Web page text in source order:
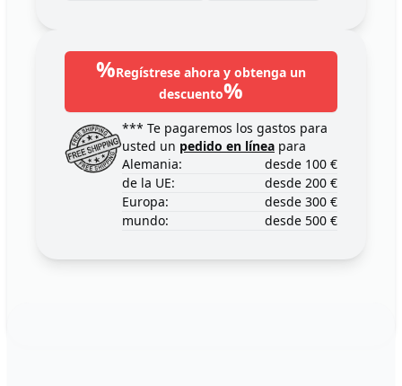
%Regístrese ahora y obtenga un
descuento%
*** Te pagaremos los gastos para
usted un pedido en línea para
Alemania:
desde 100 €
de la UE:
desde 200 €
Europa:
desde 300 €
mundo:
desde 500 €